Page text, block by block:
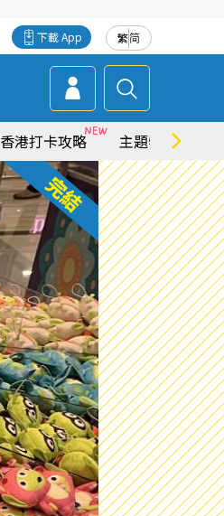
繁简
下載 App
香港打卡攻略 主題特集